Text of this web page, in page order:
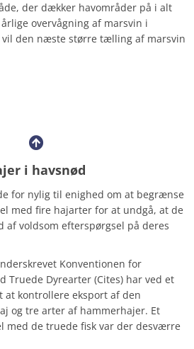
der dækker havområder på i alt
overvågning af marsvin i
vil den næste større tælling af marsvin
i havsnød
for nylig til enighed om at begrænse
med fire hajarter for at undgå, at de
voldsom efterspørgsel på deres
Konventionen for
Truede Dyrearter (Cites) har ved et
at kontrollere eksport af den
og tre arter af hammerhajer. Et
med de truede fisk var der desværre